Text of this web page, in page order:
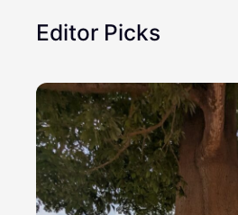
Editor Picks